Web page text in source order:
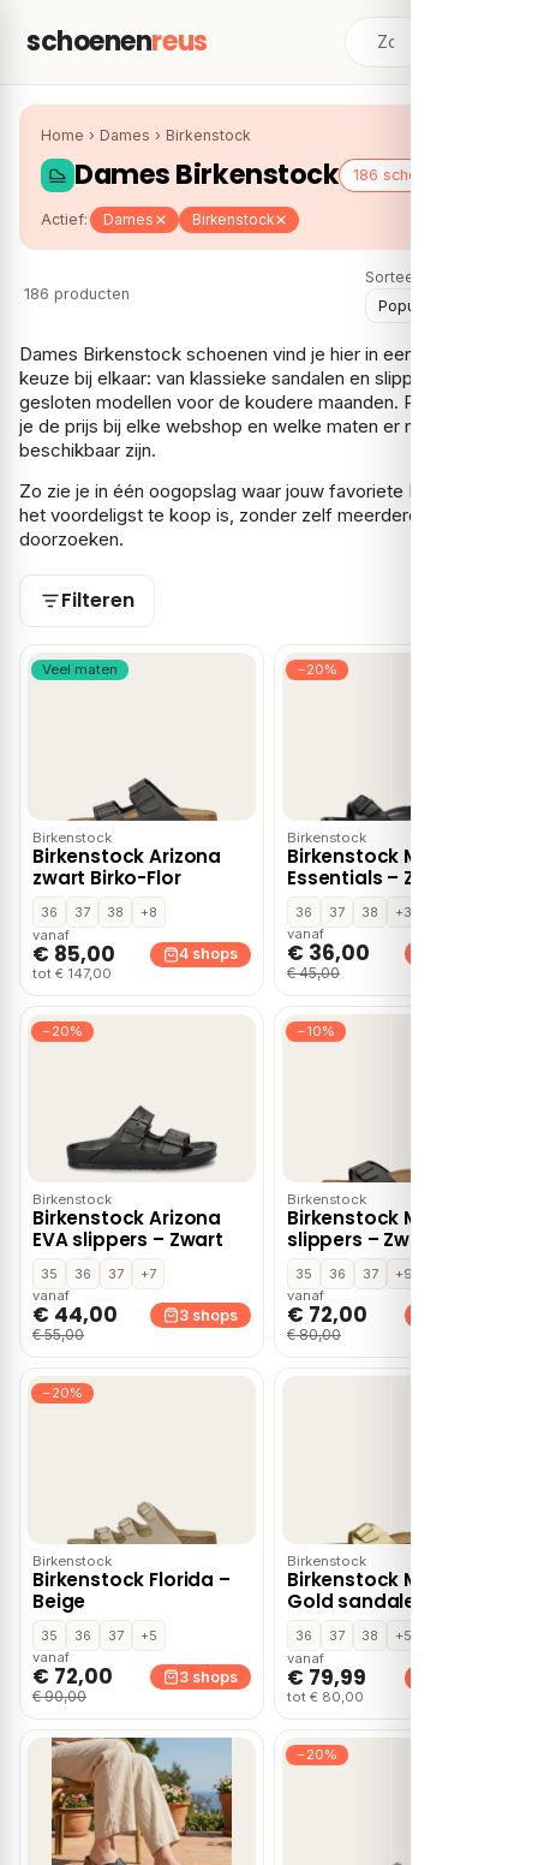
schoenenreus
Home › Dames › Birkenstock
Dames Birkenstock 186 schoenen
Actief: Dames Birkenstock
186 producten
Sorteer:
Dames Birkenstock schoenen vind je hier in een ruime
keuze bij elkaar: van klassieke sandalen en slippers tot
gesloten modellen voor de koudere maanden. Per paar zie
je de prijs bij elke webshop en welke maten er nog
beschikbaar zijn.
Zo zie je in één oogopslag waar jouw favoriete Birkenstock
het voordeligst te koop is, zonder zelf meerdere shops te
doorzoeken.
Filteren
Veel maten
Birkenstock
Birkenstock Arizona
zwart Birko-Flor
36 37 38
+8
vanaf
€ 85,00
tot € 147,00
4 shops
−20%
Birkenstock
Birkenstock Madrid
Essentials – Zwart
36 37 38
+3
vanaf
€ 36,00
€ 45,00
−20%
Birkenstock
Birkenstock Arizona
EVA slippers – Zwart
35 36 37
+7
vanaf
€ 44,00
€ 55,00
3 shops
−10%
Birkenstock
Birkenstock Madrid
slippers – Zwart
35 36 37
+9
vanaf
€ 72,00
€ 80,00
−20%
Birkenstock
Birkenstock Florida –
Beige
35 36 37
+5
vanaf
€ 72,00
€ 90,00
3 shops
Birkenstock
Birkenstock Madrid
Gold sandalen – Goud
36 37 38
+5
vanaf
€ 79,99
tot € 80,00
−20%